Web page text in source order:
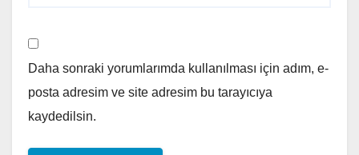
Daha sonraki yorumlarımda kullanılması için adım, e-
posta adresim ve site adresim bu tarayıcıya
kaydedilsin.